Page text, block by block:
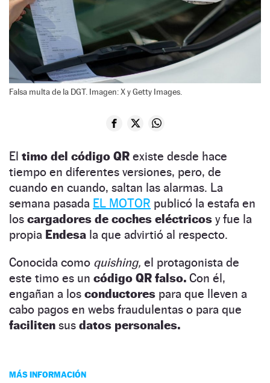
Falsa multa de la DGT. Imagen: X y Getty Images.
El timo del código QR existe desde hace
tiempo en diferentes versiones, pero, de
cuando en cuando, saltan las alarmas. La
semana pasada EL MOTOR publicó la estafa en
los cargadores de coches eléctricos y fue la
propia Endesa la que advirtió al respecto.
Conocida como quishing, el protagonista de
este timo es un código QR falso. Con él,
engañan a los conductores para que lleven a
cabo pagos en webs fraudulentas o para que
faciliten sus datos personales.
MÁS INFORMACIÓN